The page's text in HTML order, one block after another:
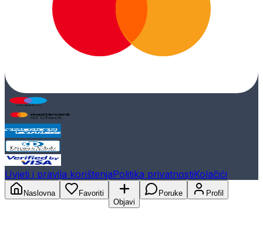
Uvjeti i pravila korištenjaPolitika privatnostiKolačići
Naslovna
Favoriti
Objavi
Poruke Profil